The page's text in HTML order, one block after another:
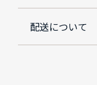
配送について